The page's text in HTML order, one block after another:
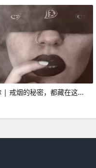
| 戒烟的秘密，都藏在这...